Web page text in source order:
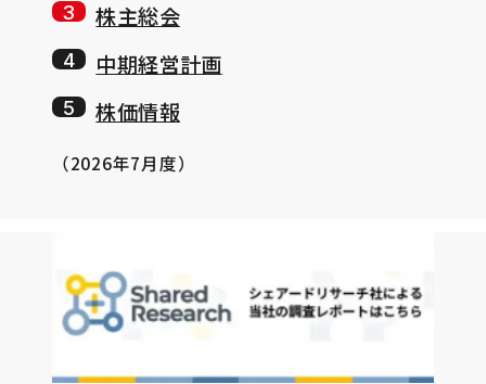
株主総会
中期経営計画
株価情報
（2026年7月度）